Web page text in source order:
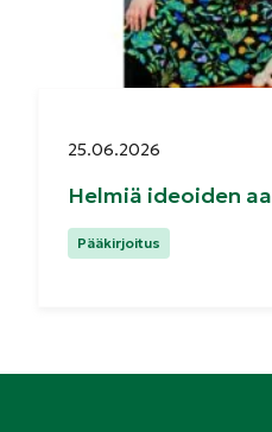
Helmiä ideoiden
Julkaistu:
25.06.2026
Kategoriat:
Pääkirjoitus